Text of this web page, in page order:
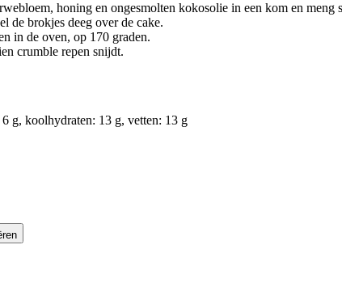
honing en ongesmolten kokosolie in een kom en
de brokjes deeg over de cake.
in de oven, op 170 graden.
crumble repen snijdt.
g, koolhydraten: 13 g, vetten: 13 g